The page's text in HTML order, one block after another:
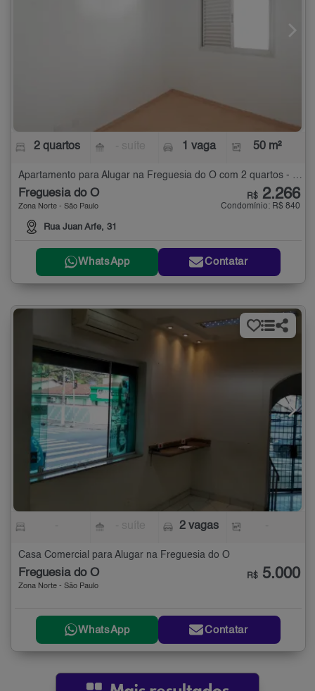
2 quartos 1 vaga 50 m²
Freguesia do Ó
Zona Norte - São Paulo
Rua Juan Arfe, 31
R$ 2.266
Condomínio: R$ 840
WhatsApp Contatar
2 vagas
Casa Comercial para Alugar na Freguesia do Ó
Freguesia do Ó
Zona Norte - São Paulo
R$ 5.000
WhatsApp Contatar